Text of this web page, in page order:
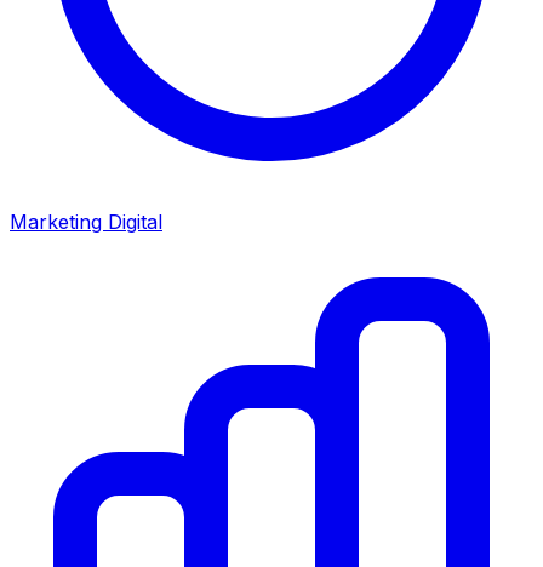
Marketing Digital